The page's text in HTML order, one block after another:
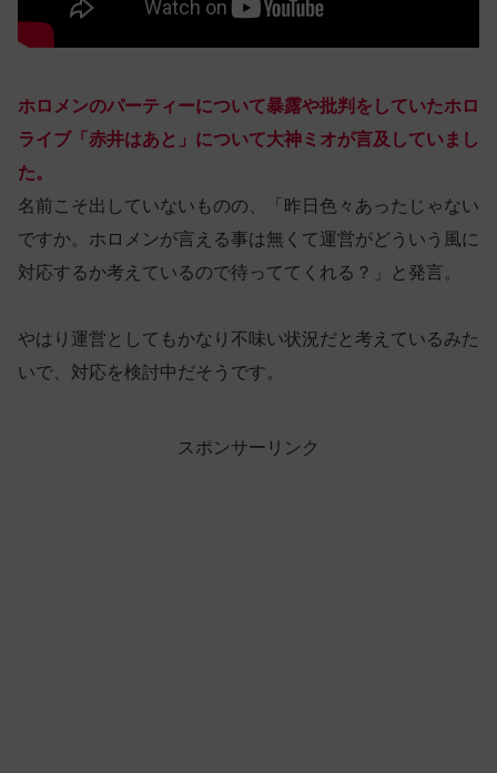
ホロメンのパーティーについて暴露や批判をしていたホロ
ライブ「赤井はあと」について大神ミオが言及していまし
た。
名前こそ出していないものの、「昨日色々あったじゃない
ですか。ホロメンが言える事は無くて運営がどういう風に
対応するか考えているので待っててくれる？」と発言。
やはり運営としてもかなり不味い状況だと考えているみた
いで、対応を検討中だそうです。
スポンサーリンク